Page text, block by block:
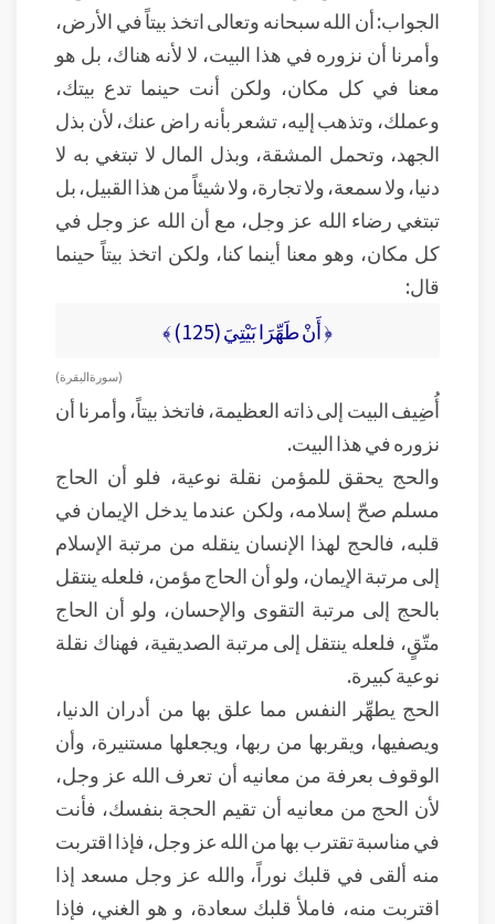
الجواب: أن الله سبحانه وتعالى اتخذ بيتاً في الأرض،
وأمرنا أن نزوره في هذا البيت، لا لأنه هناك، بل هو
معنا في كل مكان، ولكن أنت حينما تدع بيتك،
وعملك، وتذهب إليه، تشعر بأنه راض عنك، لأن بذل
الجهد، وتحمل المشقة، وبذل المال لا تبتغي به لا
دنيا، ولا سمعة، ولا تجارة، ولا شيئاً من هذا القبيل، بل
تبتغي رضاء الله عز وجل، مع أن الله عز وجل في
كل مكان، وهو معنا أينما كنا، ولكن اتخذ بيتاً حينما
قال:
﴿ أَنْ طَهِّرَا بَيْتِيَ (125) ﴾
( سورة البقرة )
أُضِيف البيت إلى ذاته العظيمة، فاتخذ بيتاً، وأمرنا أن
نزوره في هذا البيت.
والحج يحقق للمؤمن نقلة نوعية، فلو أن الحاج
مسلم صحّ إسلامه، ولكن عندما يدخل الإيمان في
قلبه، فالحج لهذا الإنسان ينقله من مرتبة الإسلام
إلى مرتبة الإيمان، ولو أن الحاج مؤمن، فلعله ينتقل
بالحج إلى مرتبة التقوى والإحسان، ولو أن الحاج
متّقٍ، فلعله ينتقل إلى مرتبة الصديقية، فهناك نقلة
نوعية كبيرة.
الحج يطهِّر النفس مما علق بها من أدران الدنيا،
ويصفيها، ويقربها من ربها، ويجعلها مستنيرة، وأن
الوقوف بعرفة من معانيه أن تعرف الله عز وجل،
لأن الحج من معانيه أن تقيم الحجة بنفسك، فأنت
في مناسبة تقترب بها من الله عز وجل، فإذا اقتربت
منه ألقى في قلبك نوراً، والله عز وجل مسعد إذا
اقتربت منه، فاملأ قلبك سعادة، و هو الغني، فإذا